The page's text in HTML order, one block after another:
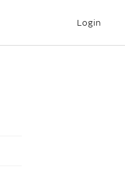
Login